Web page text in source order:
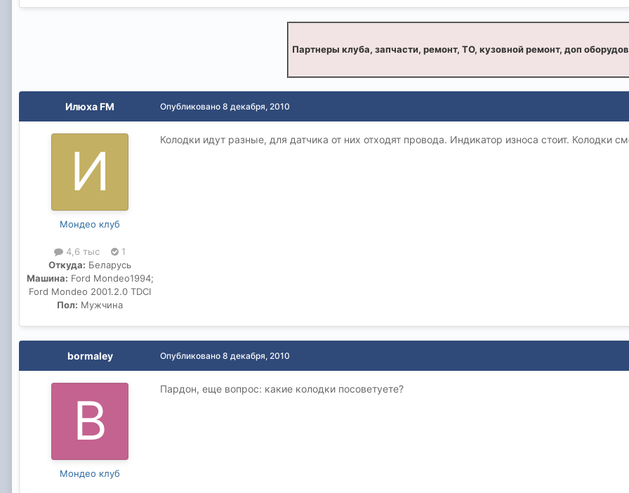
Партнеры клуба, запчасти, ремонт, ТО, кузовной ремонт, доп
Илюха FM
Мондео клуб
4,6 тыс
1
Откуда: Беларусь
Машина: Ford Mondeo1994;
Ford Mondeo 2001.2.0 TDCI
Пол: Мужчина
Опубликовано 8 декабря, 2010
Колодки идут разные, для датчика от них отходят провода. Индикатор износа стоит. Колодки
bormaley
Мондео клуб
Опубликовано 8 декабря, 2010
Пардон, еще вопрос: какие колодки посоветуете?